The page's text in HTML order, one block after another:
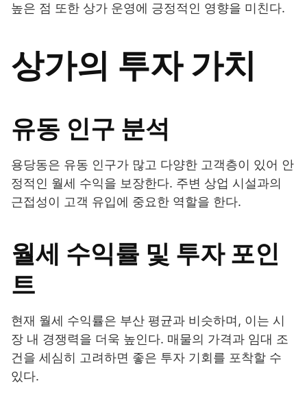
높은 점 또한 상가 운영에 긍정적인 영향을 미친다.
상가의 투자 가치
유동 인구 분석
용당동은 유동 인구가 많고 다양한 고객층이 있어 안
정적인 월세 수익을 보장한다. 주변 상업 시설과의
근접성이 고객 유입에 중요한 역할을 한다.
월세 수익률 및 투자 포인
트
현재 월세 수익률은 부산 평균과 비슷하며, 이는 시
장 내 경쟁력을 더욱 높인다. 매물의 가격과 임대 조
건을 세심히 고려하면 좋은 투자 기회를 포착할 수
있다.